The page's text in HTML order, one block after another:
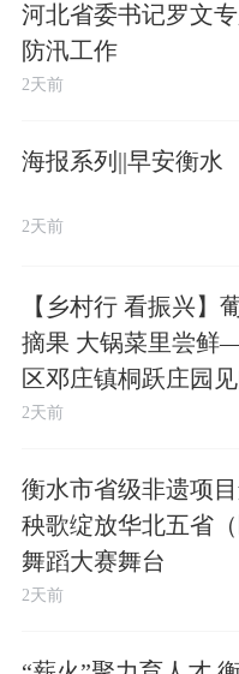
河北省委书记罗文
防汛工作
2天前
海报系列||早安衡水
2天前
【乡村行 看振兴】
摘果 大锅菜里尝
区邓庄镇桐跃庄园
2天前
衡水市省级非遗项
秧歌绽放华北五省
舞蹈大赛舞台
2天前